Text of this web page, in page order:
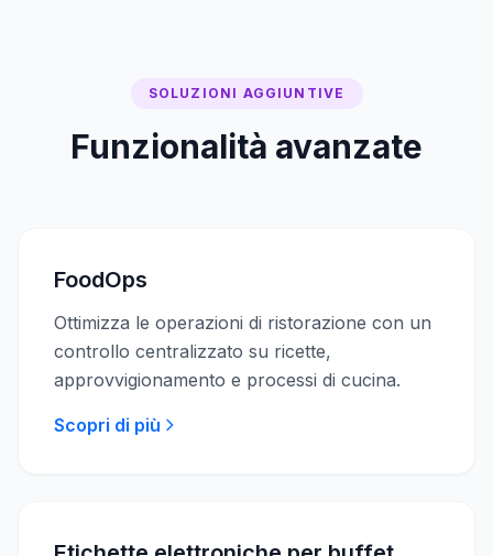
SOLUZIONI AGGIUNTIVE
Funzionalità avanzate
FoodOps
Ottimizza le operazioni di ristorazione con un
controllo centralizzato su ricette,
approvvigionamento e processi di cucina.
Scopri di più